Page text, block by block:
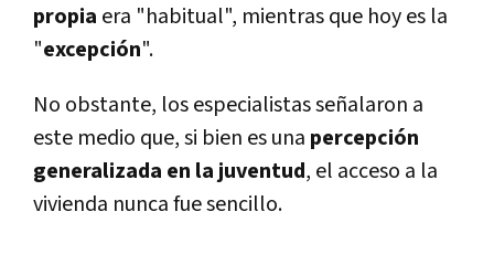
propia era "habitual", mientras que hoy es la
"excepción".
No obstante, los especialistas señalaron a
este medio que, si bien es una percepción
generalizada en la juventud, el acceso a la
vivienda nunca fue sencillo.